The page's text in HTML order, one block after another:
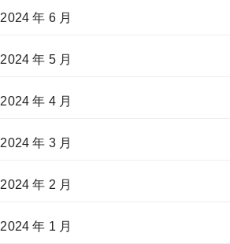
2024 年 6 月
2024 年 5 月
2024 年 4 月
2024 年 3 月
2024 年 2 月
2024 年 1 月